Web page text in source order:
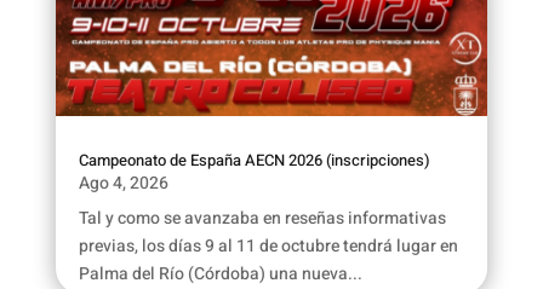
Campeonato de España AECN 2026 (inscripciones)
Ago 4, 2026
Tal y como se avanzaba en reseñas informativas
previas, los días 9 al 11 de octubre tendrá lugar en
Palma del Río (Córdoba) una nueva...